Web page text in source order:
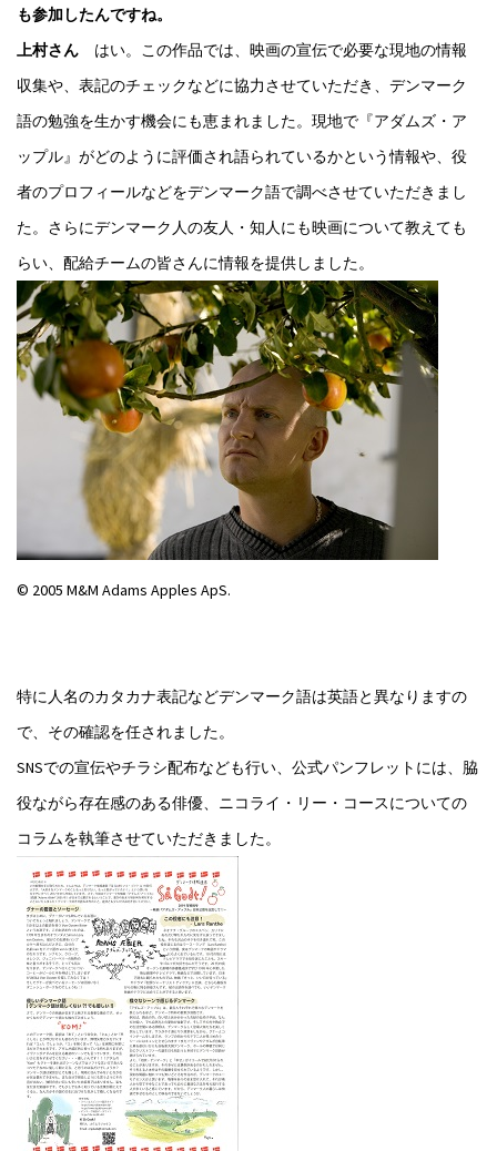
も参加したんですね。
上村さん はい。この作品では、映画の宣伝で必要な現地の情報
収集や、表記のチェックなどに協力させていただき、デンマーク
語の勉強を生かす機会にも恵まれました。現地で『アダムズ・ア
ップル』がどのように評価され語られているかという情報や、役
者のプロフィールなどをデンマーク語で調べさせていただきまし
た。さらにデンマーク人の友人・知人にも映画について教えても
らい、配給チームの皆さんに情報を提供しました。
© 2005 M&M Adams Apples ApS.
特に人名のカタカナ表記などデンマーク語は英語と異なりますの
で、その確認を任されました。
SNSでの宣伝やチラシ配布なども行い、公式パンフレットには、脇
役ながら存在感のある俳優、ニコライ・リー・コースについての
コラムを執筆させていただきました。